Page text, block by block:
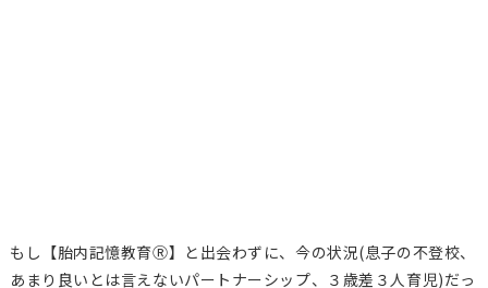
もし【胎内記憶教育Ⓡ】と出会わずに、今の状況(息子の不登校、
あまり良いとは言えないパートナーシップ、３歳差３人育児)だっ